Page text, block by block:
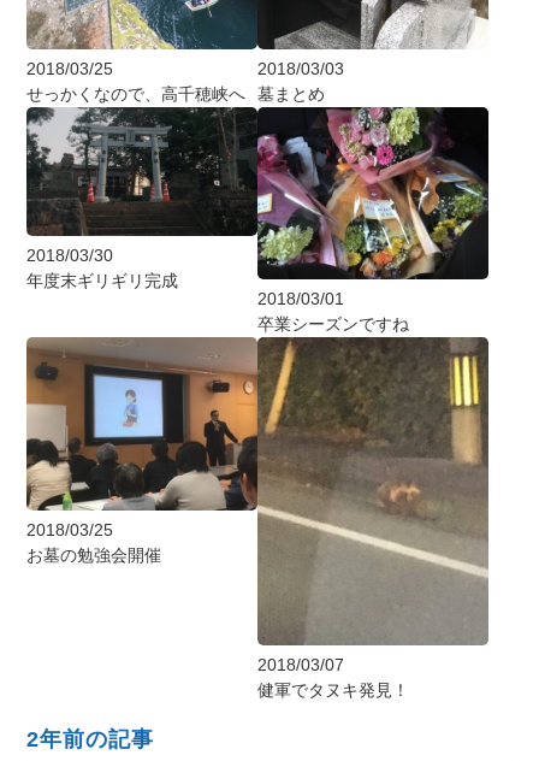
2018/03/25
せっかくなので、高千穂峡へ
2018/03/03
墓まとめ
2018/03/30
年度末ギリギリ完成
2018/03/01
卒業シーズンですね
2018/03/25
お墓の勉強会開催
2018/03/07
健軍でタヌキ発見！
2年前の記事